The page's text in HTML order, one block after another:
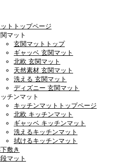
トトップページ
マット
玄関マットトップ
ギャッベ 玄関マット
北欧 玄関マット
天然素材 玄関マット
洗える 玄関マット
ディズニー 玄関マット
チンマット
キッチンマットトップページ
北欧 キッチンマット
ギャッベ キッチンマット
洗えるキッチンマット
拭けるキッチンマット
敷き
マット